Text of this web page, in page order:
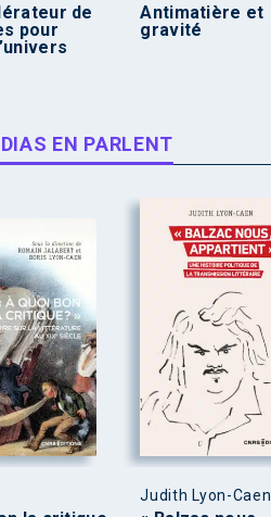
de
pour
Antimatière et
gravité
EN PARLENT
Judith Lyon-Caen